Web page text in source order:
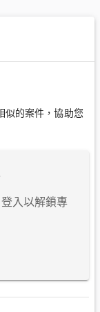
似的案件，協助您
入以解鎖專